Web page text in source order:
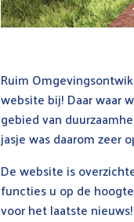
Ruim
website bij! Daar waar
gebied van
jasje was daarom zeer
De website is
functies u op de
voor het laatste nieuws!